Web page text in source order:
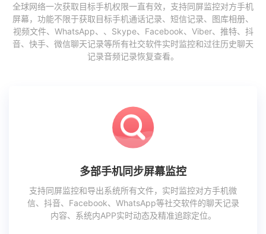
全球网络一次获取目标手机权限一直有效，支持同屏监控对方手机
屏幕，功能不限于获取目标手机通话记录、短信记录、图库相册、
视频文件、WhatsApp、、Skype、Facebook、Viber、推特、抖
音、快手、微信聊天记录等所有社交软件实时监控和过往历史聊天
记录音频记录恢复查看。
多部手机同步屏幕监控
支持同屏监控和导出系统所有文件，实时监控对方手机微
信、抖音、Facebook、WhatsApp等社交软件的聊天记录
内容、系统内APP实时动态及精准追踪定位。